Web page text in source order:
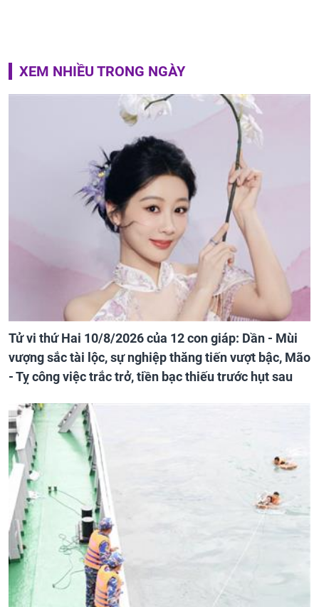
XEM NHIỀU TRONG NGÀY
Tử vi thứ Hai 10/8/2026 của 12 con giáp: Dần - Mùi
vượng sắc tài lộc, sự nghiệp thăng tiến vượt bậc, Mão
- Tỵ công việc trắc trở, tiền bạc thiếu trước hụt sau